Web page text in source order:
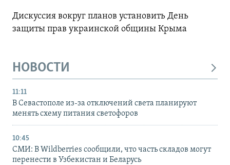
Дискуссия вокруг планов установить День
защиты прав украинской общины Крыма
НОВОСТИ
11:11
В Севастополе из-за отключений света планируют
менять схему питания светофоров
10:45
СМИ: В Wildberries сообщили, что часть складов могут
перенести в Узбекистан и Беларусь